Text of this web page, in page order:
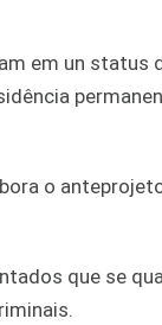
em un
o
que se